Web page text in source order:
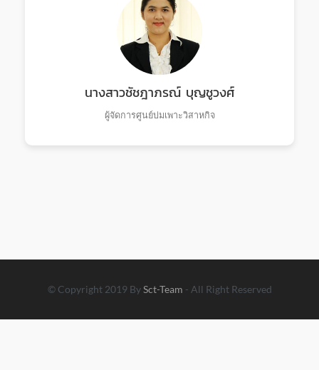
นางสาวชัชฎาภรณ์ บุญชูวงศ์
ผู้จัดการศูนย์บ่มเพาะวิสาหกิจ
© Copyright 2019 BySct-Team - All Right Reserved